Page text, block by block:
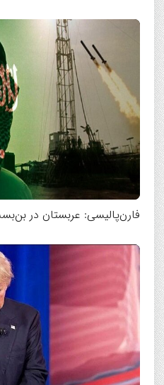
فارن‌پالیسی: عربستان در